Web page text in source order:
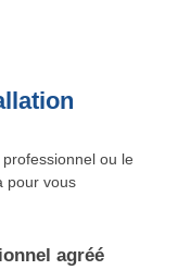
ou le
pour vous
agréé